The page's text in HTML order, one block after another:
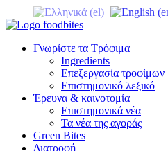
Γνωρίστε τα Τρόφιμα
Ingredients
Επεξεργασία τροφίμων
Επιστημονικό λεξικό
Έρευνα & καινοτομία
Επιστημονικά νέα
Τα νέα της αγοράς
Green Bites
Διατροφή